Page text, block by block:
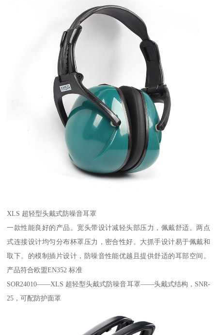
XLS 超轻型头戴式防噪音耳罩
一款性能良好的产品。宽头带设计减轻头部压力，佩戴舒适。两点
式连接设计均匀分布杯罩压力，密合性好。大抓手设计易于佩戴和
取下。的模制插片设计，防噪音性能优越且提供舒适的耳部空间。
产品符合欧盟EN352 标准
SOR24010——XLS 超轻型头戴式防噪音耳罩——头戴式结构，SNR-
25，可配防护面罩